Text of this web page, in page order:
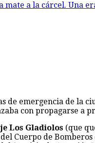
a la cárcel. Una
de emergencia de la
con propagarse a
Los Gladiolos (que
Cuerpo de